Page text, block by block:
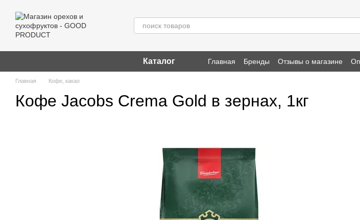
Каталог Главная Бренды Отзывы о магазине
Главная Кофе, какао
Кофе Jacobs Crema Gold в зернах, 1кг